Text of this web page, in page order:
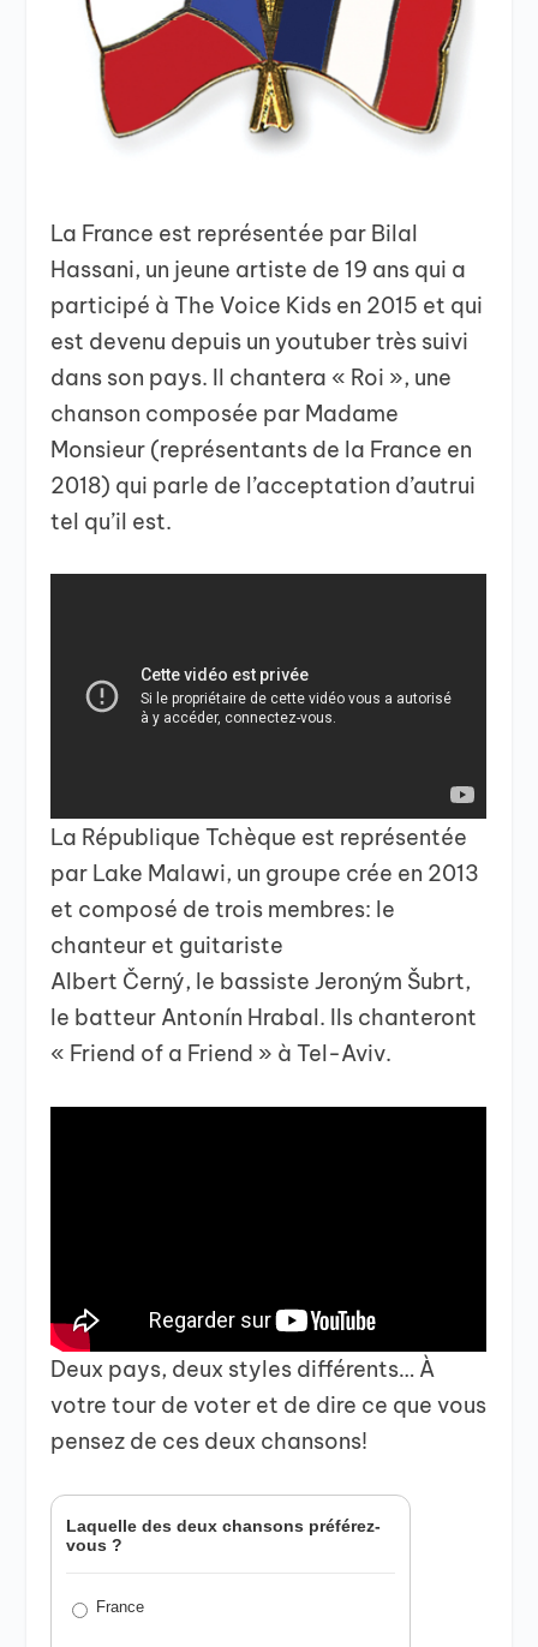
La France est représentée par Bilal
Hassani, un jeune artiste de 19 ans qui a
participé à The Voice Kids en 2015 et qui
est devenu depuis un youtuber très suivi
dans son pays. Il chantera « Roi », une
chanson composée par Madame
Monsieur (représentants de la France en
2018) qui parle de l’acceptation d’autrui
tel qu’il est.
La République Tchèque est représentée
par Lake Malawi, un groupe crée en 2013
et composé de trois membres: le
chanteur et guitariste
Albert Černý, le bassiste Jeroným Šubrt,
le batteur Antonín Hrabal. Ils chanteront
« Friend of a Friend » à Tel-Aviv.
Deux pays, deux styles différents… À
votre tour de voter et de dire ce que vous
pensez de ces deux chansons!
Laquelle des deux chansons préférez-
vous ?
France